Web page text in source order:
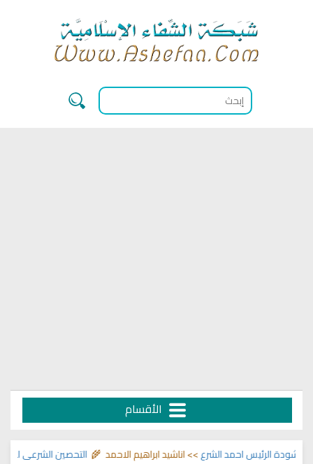
الأقسام
التحصين الشرعي للبيت الرئيس احمد الشرع>> اناشيد ابراهيم الاحمد 🌾